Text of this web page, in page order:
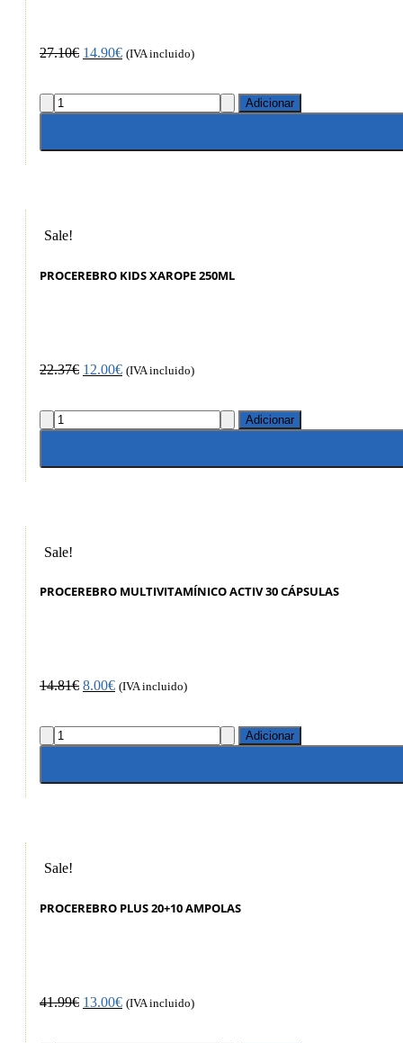
27.10€ 14.90€ (IVA incluido)
Adicionar
Sale!
PROCEREBRO KIDS XAROPE 250ML
22.37€ 12.00€ (IVA incluido)
Adicionar
Sale!
PROCEREBRO MULTIVITAMÍNICO ACTIV 30 CÁPSULAS
14.81€ 8.00€ (IVA incluido)
Adicionar
Sale!
PROCEREBRO PLUS 20+10 AMPOLAS
41.99€ 13.00€ (IVA incluido)